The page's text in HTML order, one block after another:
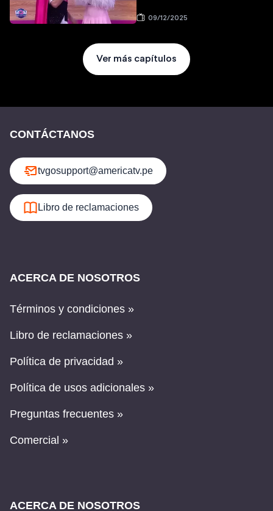
09/12/2025
Ver más capítulos
CONTÁCTANOS
tvgosupport@americatv.pe
Libro de reclamaciones
ACERCA DE NOSOTROS
Términos y condiciones »
Libro de reclamaciones »
Política de privacidad »
Política de usos adicionales »
Preguntas frecuentes »
Comercial »
ACERCA DE NOSOTROS